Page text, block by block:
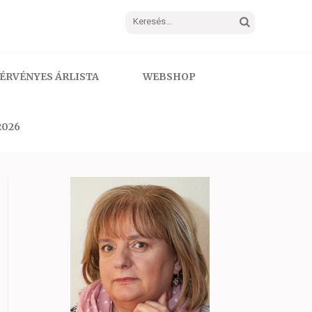
Keresés:
ÉRVÉNYES ÁRLISTA WEBSHOP